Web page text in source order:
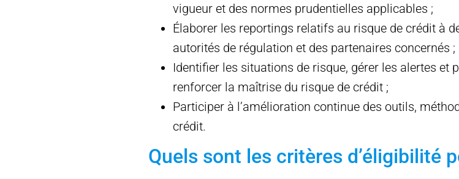
vigueur et des normes prudentielles applicables ;
Élaborer les reportings relatifs au risque de crédit à
autorités de régulation et des partenaires concernés ;
Identifier les situations de risque, gérer les alertes
renforcer la maîtrise du risque de crédit ;
Participer à l’amélioration continue des outils,
crédit.
Quels sont les critères d’éligibilité